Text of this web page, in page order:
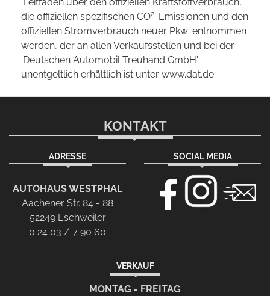
die offiziellen spezifischen CO2-Emissionen und den
offiziellen Stromverbrauch neuer Pkw' entnommen
werden, der an allen Verkaufsstellen und bei der
'Deutschen Automobil Treuhand GmbH'
unentgeltlich erhältlich ist unter www.dat.de.
KONTAKT
ADRESSE
AUTOHAUS WESTPHAL
Aachener Str. 84 - 88
52249 Eschweiler
0 24 03 / 7 90 60
SOCIAL MEDIA
VERKAUF
MONTAG - FREITAG